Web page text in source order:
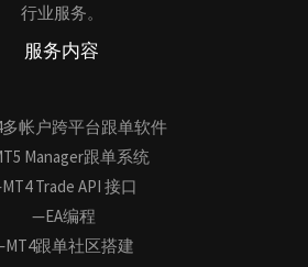
行业服务。
服务内容
帐户跨平台跟单软件
Manager跟单系统
Trade API 接口
—EA编程
跟单社区搭建